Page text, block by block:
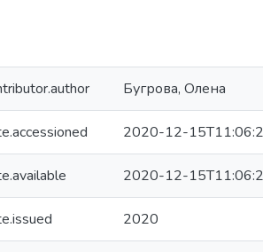
Бугрова, Олена
2020-12-
2020-12-
2020